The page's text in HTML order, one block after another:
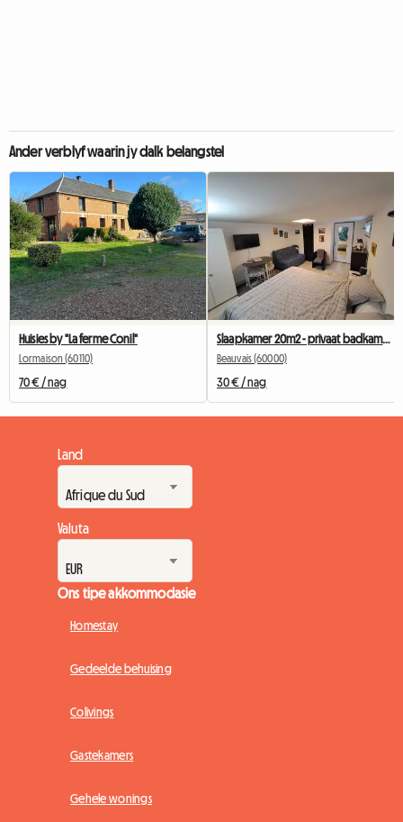
Ander verblyf waarin jy dalk belangstel
Huisies by "La ferme Conil"
Lormaison (60110)
70 € / nag
Slaapkamer 20m2 - privaat badkamer en plat verwarming
Beauvais (60000)
30 € / nag
Land
Valuta
Ons tipe akkommodasie
Homestay
Gedeelde behuising
Colivings
Gastekamers
Gehele wonings